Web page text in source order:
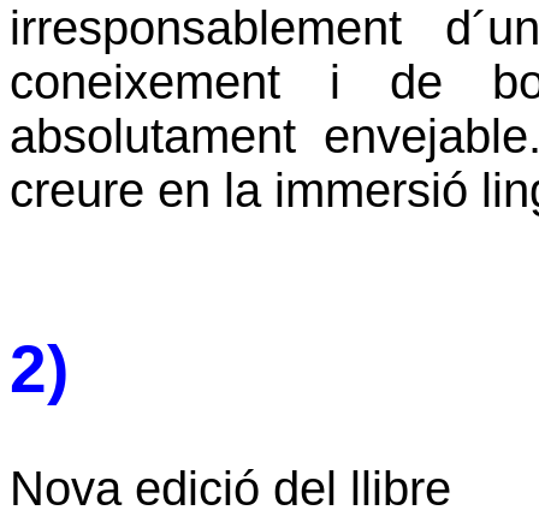
irresponsablement
coneixement i de
absolutament
creure en la immersió
2)
Nova edició del llibre